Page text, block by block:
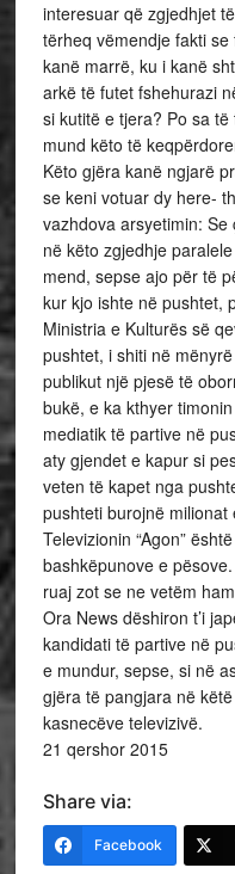
interesuar që zgjedhjet
tërheq vëmendje fakti
kanë marrë, ku i kanë
arkë të futet fshehurazi
si kutitë e tjera? Po sa
mund këto të
Këto gjëra kanë ngjarë
se keni votuar dy here-
vazhdova arsyetimin:
në këto zgjedhje
mend, sepse ajo për të
kur kjo ishte në pushtet,
Ministria e Kulturës së
pushtet, i shiti në
publikut një pjesë të
bukë, e ka kthyer
mediatik të partive në
aty gjendet e kapur si
veten të kapet nga
pushteti burojnë
Televizionin “Agon”
bashkëpunove e
ruaj zot se ne vetëm
Ora News dëshiron t’i
kandidati të partive në
e mundur, sepse, si në
gjëra të pangjara në
kasnecëve televizivë.
21 qershor 2015
Share via:
Facebook